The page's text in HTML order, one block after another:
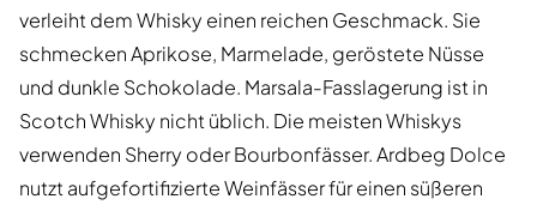
verleiht dem Whisky einen reichen Geschmack. Sie
schmecken Aprikose, Marmelade, geröstete Nüsse
und dunkle Schokolade. Marsala-Fasslagerung ist in
Scotch Whisky nicht üblich. Die meisten Whiskys
verwenden Sherry oder Bourbonfässer. Ardbeg Dolce
nutzt aufgefortifizierte Weinfässer für einen süßeren